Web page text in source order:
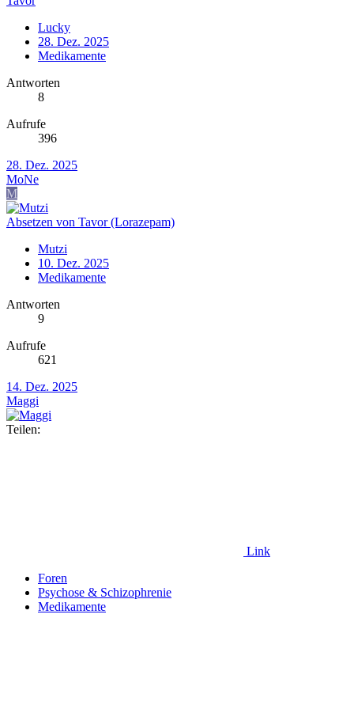
Lucky
28. Dez. 2025
Medikamente
Antworten
8
Aufrufe
396
28. Dez. 2025
MoNe
M
Absetzen von Tavor (Lorazepam)
Mutzi
10. Dez. 2025
Medikamente
Antworten
9
Aufrufe
621
14. Dez. 2025
Maggi
Teilen:
Link
Foren
Psychose & Schizophrenie
Medikamente